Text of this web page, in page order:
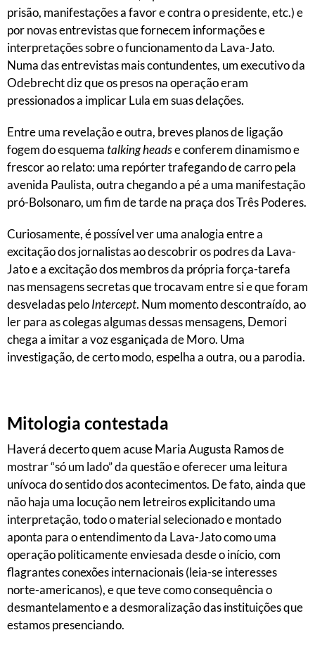
prisão, manifestações a favor e contra o presidente, etc.) e
por novas entrevistas que fornecem informações e
interpretações sobre o funcionamento da Lava-Jato.
Numa das entrevistas mais contundentes, um executivo da
Odebrecht diz que os presos na operação eram
pressionados a implicar Lula em suas delações.
Entre uma revelação e outra, breves planos de ligação
fogem do esquematalking headse conferem dinamismo e
frescor ao relato: uma repórter trafegando de carro pela
avenida Paulista, outra chegando a pé a uma manifestação
pró-Bolsonaro, um fim de tarde na praça dos Três Poderes.
Curiosamente, é possível ver uma analogia entre a
excitação dos jornalistas ao descobrir os podres da Lava-
Jato e a excitação dos membros da própria força-tarefa
nas mensagens secretas que trocavam entre si e que foram
desveladas peloIntercept. Num momento descontraído, ao
ler para as colegas algumas dessas mensagens, Demori
chega a imitar a voz esganiçada de Moro. Uma
investigação, de certo modo, espelha a outra, ou a parodia.
Mitologia contestada
Haverá decerto quem acuse Maria Augusta Ramos de
mostrar “só um lado” da questão e oferecer uma leitura
unívoca do sentido dos acontecimentos. De fato, ainda que
não haja uma locução nem letreiros explicitando uma
interpretação, todo o material selecionado e montado
aponta para o entendimento da Lava-Jato como uma
operação politicamente enviesada desde o início, com
flagrantes conexões internacionais (leia-se interesses
norte-americanos), e que teve como consequência o
desmantelamento e a desmoralização das instituições que
estamos presenciando.